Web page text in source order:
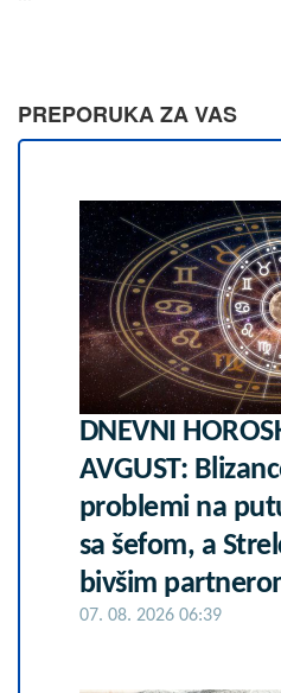
PREPORUKA ZA VAS
DNEVNI
AVGUST:
problemi na
sa šefom, a
bivšim
07. 08. 2026 06:39